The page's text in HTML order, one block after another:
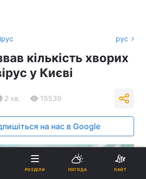
рус
кількість хворих
у Києві
2 хв. 15539
на нас в Google
РОЗДІЛИ ПОГОДА ЛАЙТ